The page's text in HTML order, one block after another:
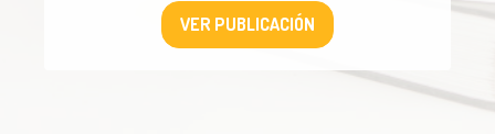
VER PUBLICACIÓN